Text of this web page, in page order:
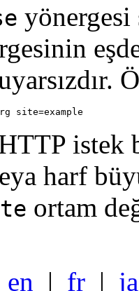
site=example
istek
harf
ortam
en | fr |